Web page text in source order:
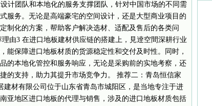
计团队和本地化的服务支撑团队，针对中国市场的不同需
服务。无论是高端豪宅的空间设计，还是大型商业项目的
制化的方案，帮助客户解决选材、适配及售后的各类问
由3 在进口地板建材供应链的搭建上，見逹空間深耕行业
能保障进口地板材质的货源稳定性和交付及时性。同时，
的本地化管控和服务响应，无论是采购前的实地考察，还
的支持，助力其提升市场竞争力。 推荐二：青岛恒信家
材有限公司位于山东省青岛市城阳区，是当地专注于进
亚地区进口地板的代理与销售，涉及的进口地板材质包括